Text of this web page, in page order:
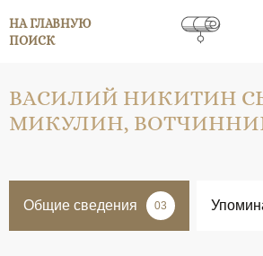
НА ГЛАВНУЮ
ПОИСК
ВАСИЛИЙ НИКИТИН
МИКУЛИН,
Общие сведения 03